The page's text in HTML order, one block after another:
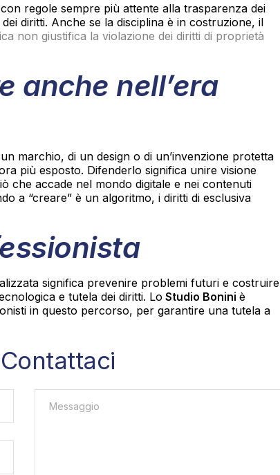
regole sempre più attente alla trasparenza dei
diritti. Anche se la disciplina è in costruzione, il
non giustifica la violazione dei diritti di proprietà
anche nell’era
marchio, di un design o di un’invenzione protetta
più esposto. Difenderlo significa unire visione
che accade nel mondo digitale e nei contenuti
a “creare” è un algoritmo, i diritti di esclusiva
significa prevenire problemi futuri e costruire
e tutela dei diritti. Lo Studio Bonini è
in questo percorso, per garantire una tutela a